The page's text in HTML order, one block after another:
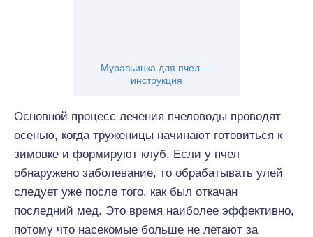
Муравьинка для пчел —
инструкция
Основной процесс лечения пчеловоды проводят
осенью, когда труженицы начинают готовиться к
зимовке и формируют клуб. Если у пчел
обнаружено заболевание, то обрабатывать улей
следует уже после того, как был откачан
последний мед. Это время наиболее эффективно,
потому что насекомые больше не летают за